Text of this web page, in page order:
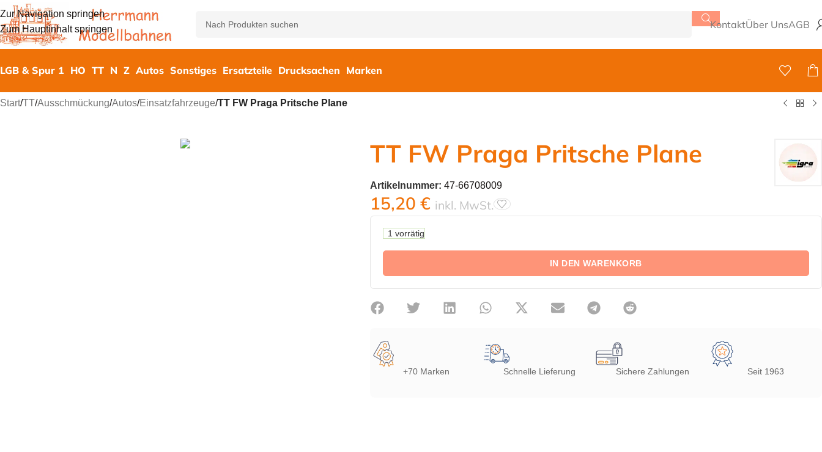
Zur Navigation springen
Zum Hauptinhalt springen
KontaktÜber UnsAGB
LGB & Spur 1 HO TT N Z Autos Sonstiges Ersatzteile Drucksachen Marken
Start/TT/Ausschmückung/Autos/Einsatzfahrzeuge/TT FW Praga Pritsche Plane
TT FW Praga Pritsche Plane
Artikelnummer: 47-66708009
15,20 € inkl. MwSt.
1 vorrätig
IN DEN WARENKORB
+70 Marken Schnelle Lieferung Sichere Zahlungen Seit 1963